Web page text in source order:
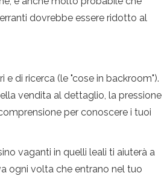
dovrebbe essere ridotto al
di ricerca (le "cose ​​in backroom").
vendita al dettaglio, la pressione
per conoscere i tuoi
vaganti in quelli leali ti aiuterà a
ogni volta che entrano nel tuo